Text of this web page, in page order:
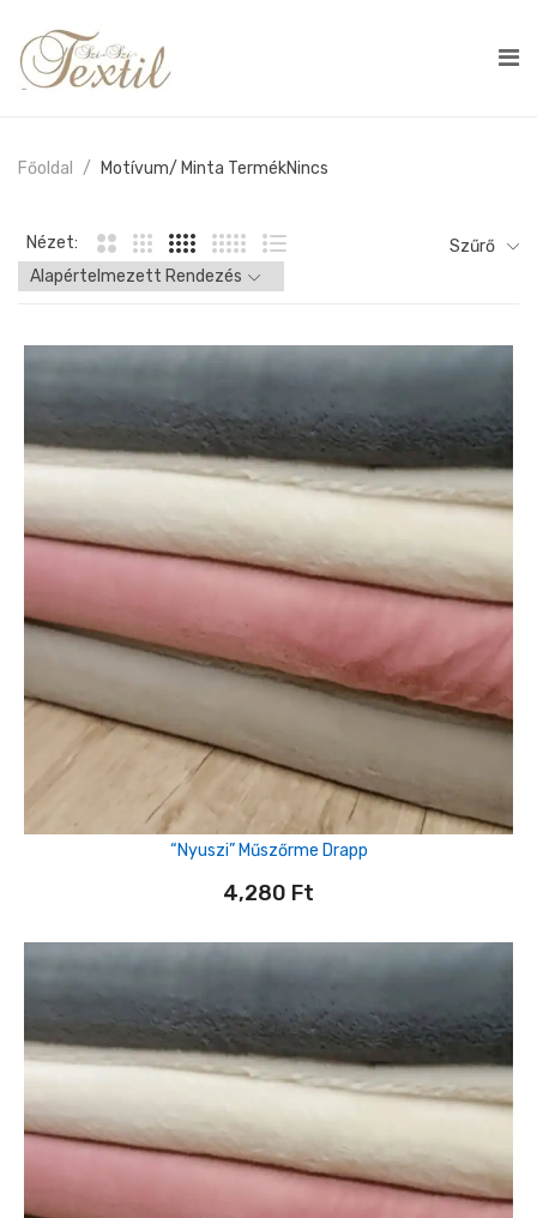
Főoldal Motívum/ Minta TermékNincs
Nézet: Szűrő
“Nyuszi” Műszőrme Drapp
4,280 Ft